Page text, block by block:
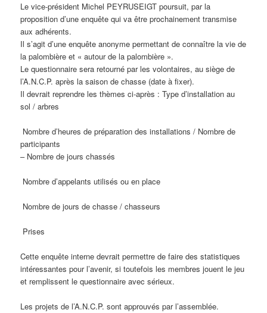
Le vice-président Michel PEYRUSEIGT poursuit, par la
proposition d’une enquête qui va être prochainement transmise
aux adhérents.
Il s’agit d’une enquête anonyme permettant de connaître la vie de
la palombière et « autour de la palombière ».
Le questionnaire sera retourné par les volontaires, au siège de
l’A.N.C.P. après la saison de chasse (date à fixer).
Il devrait reprendre les thèmes ci-après : Type d’installation au
sol / arbres
Nombre d’heures de préparation des installations / Nombre de
participants
– Nombre de jours chassés
Nombre d’appelants utilisés ou en place
Nombre de jours de chasse / chasseurs
Prises
Cette enquête interne devrait permettre de faire des statistiques
intéressantes pour l’avenir, si toutefois les membres jouent le jeu
et remplissent le questionnaire avec sérieux.
Les projets de l’A.N.C.P. sont approuvés par l’assemblée.